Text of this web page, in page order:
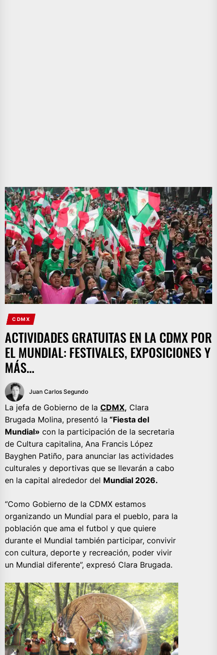
CDMX
ACTIVIDADES GRATUITAS EN LA CDMX POR
EL MUNDIAL: FESTIVALES, EXPOSICIONES Y
MÁS…
Juan Carlos Segundo
La jefa de Gobierno de la CDMX, Clara
Brugada Molina, presentó la “Fiesta del
Mundial» con la participación de la secretaria
de Cultura capitalina, Ana Francis López
Bayghen Patiño, para anunciar las actividades
culturales y deportivas que se llevarán a cabo
en la capital alrededor del Mundial 2026.
“Como Gobierno de la CDMX estamos
organizando un Mundial para el pueblo, para la
población que ama el futbol y que quiere
durante el Mundial también participar, convivir
con cultura, deporte y recreación, poder vivir
un Mundial diferente”, expresó Clara Brugada.